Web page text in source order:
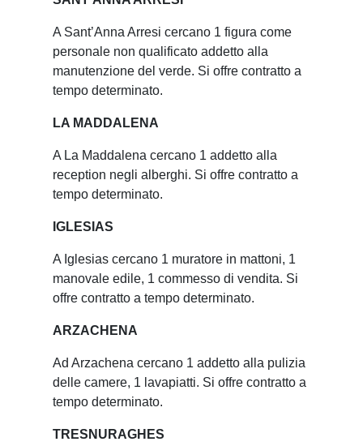
A Sant’Anna Arresi cercano 1 figura come
personale non qualificato addetto alla
manutenzione del verde. Si offre contratto a
tempo determinato.
LA MADDALENA
A La Maddalena cercano 1 addetto alla
reception negli alberghi. Si offre contratto a
tempo determinato.
IGLESIAS
A Iglesias cercano 1 muratore in mattoni, 1
manovale edile, 1 commesso di vendita. Si
offre contratto a tempo determinato.
ARZACHENA
Ad Arzachena cercano 1 addetto alla pulizia
delle camere, 1 lavapiatti. Si offre contratto a
tempo determinato.
TRESNURAGHES